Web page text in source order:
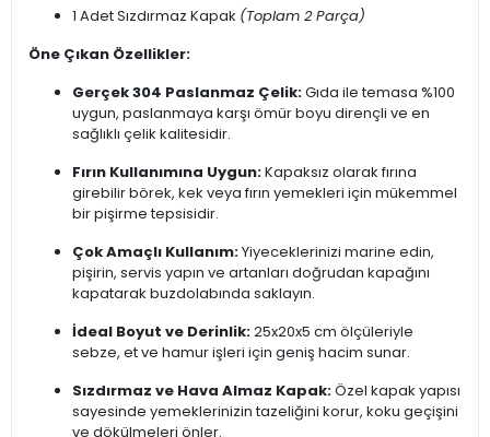
1 Adet Sızdırmaz Kapak (Toplam 2 Parça)
Öne Çıkan Özellikler:
Gerçek 304 Paslanmaz Çelik:Gıda ile temasa %100
uygun, paslanmaya karşı ömür boyu dirençli ve en
sağlıklı çelik kalitesidir.
Fırın Kullanımına Uygun:Kapaksız olarak fırına
girebilir börek, kek veya fırın yemekleri için mükemmel
bir pişirme tepsisidir.
Çok Amaçlı Kullanım:Yiyeceklerinizi marine edin,
pişirin, servis yapın ve artanları doğrudan kapağını
kapatarak buzdolabında saklayın.
İdeal Boyut ve Derinlik:25x20x5 cm ölçüleriyle
sebze, et ve hamur işleri için geniş hacim sunar.
Sızdırmaz ve Hava Almaz Kapak:Özel kapak yapısı
sayesinde yemeklerinizin tazeliğini korur, koku geçişini
ve dökülmeleri önler.